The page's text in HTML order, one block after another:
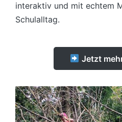
interaktiv und mit echtem
Schulalltag.
Jetzt